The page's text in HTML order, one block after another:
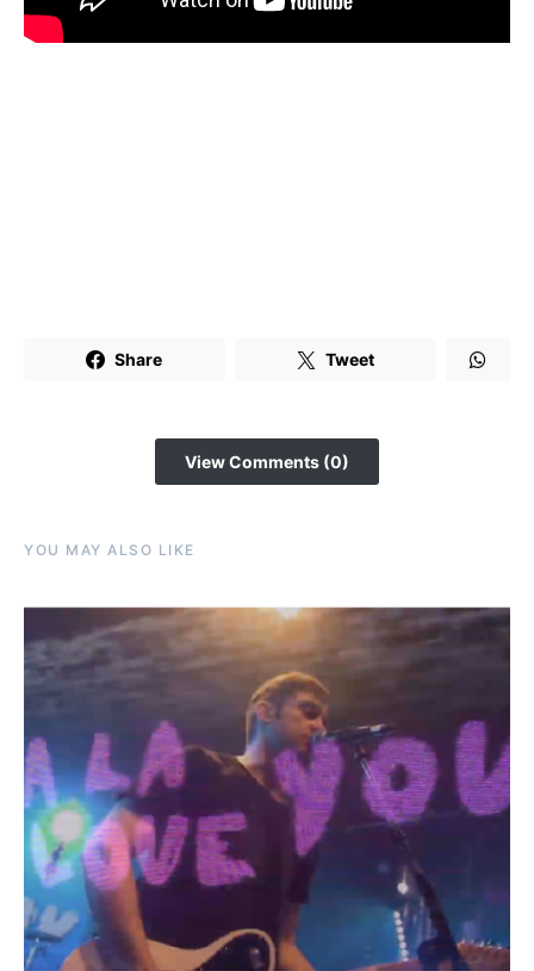
Share Tweet
View Comments (0)
YOU MAY ALSO LIKE